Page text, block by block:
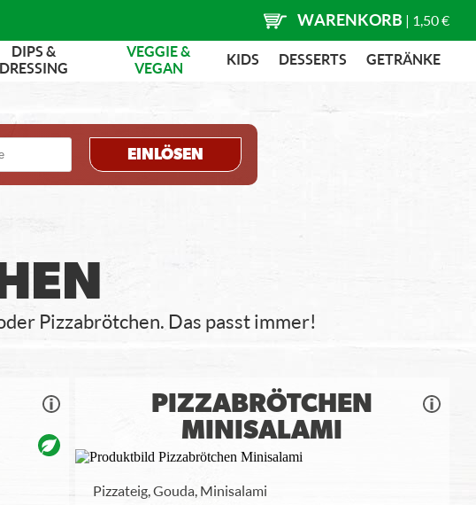
WARENKORB | 1,50 €
DIPS &
DRESSING
VEGGIE &
VEGAN
KIDS DESSERTS GETRÄNKE
EINLÖSEN
Pizzabrötchen. Das passt immer!
PIZZABRÖTCHEN
MINISALAMI
Pizzateig, Gouda, Minisalami